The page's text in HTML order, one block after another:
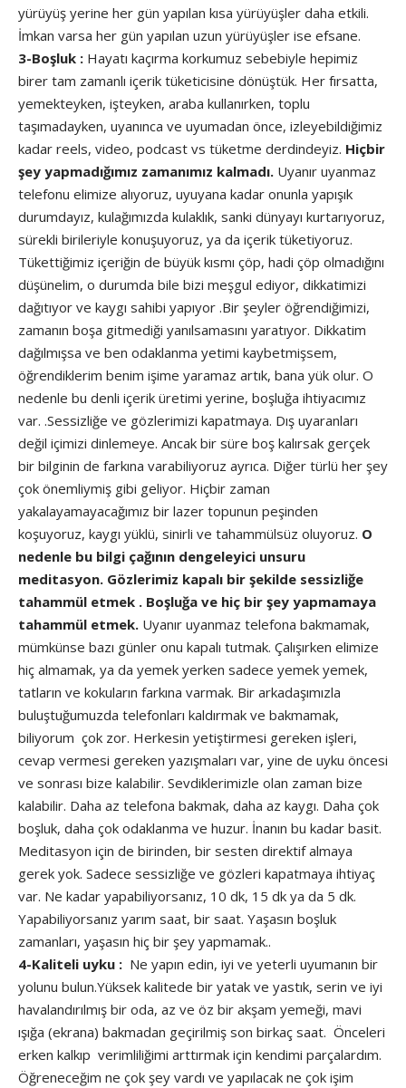
yürüyüş yerine her gün yapılan kısa yürüyüşler daha etkili.
İmkan varsa her gün yapılan uzun yürüyüşler ise efsane.
3-Boşluk : Hayatı kaçırma korkumuz sebebiyle hepimiz
birer tam zamanlı içerik tüketicisine dönüştük. Her fırsatta,
yemekteyken, işteyken, araba kullanırken, toplu
taşımadayken, uyanınca ve uyumadan önce, izleyebildiğimiz
kadar reels, video, podcast vs tüketme derdindeyiz. Hiçbir
şey yapmadığımız zamanımız kalmadı. Uyanır uyanmaz
telefonu elimize alıyoruz, uyuyana kadar onunla yapışık
durumdayız, kulağımızda kulaklık, sanki dünyayı kurtarıyoruz,
sürekli birileriyle konuşuyoruz, ya da içerik tüketiyoruz.
Tükettiğimiz içeriğin de büyük kısmı çöp, hadi çöp olmadığını
düşünelim, o durumda bile bizi meşgul ediyor, dikkatimizi
dağıtıyor ve kaygı sahibi yapıyor .Bir şeyler öğrendiğimizi,
zamanın boşa gitmediği yanılsamasını yaratıyor. Dikkatim
dağılmışsa ve ben odaklanma yetimi kaybetmişsem,
öğrendiklerim benim işime yaramaz artık, bana yük olur. O
nedenle bu denli içerik üretimi yerine, boşluğa ihtiyacımız
var. .Sessizliğe ve gözlerimizi kapatmaya. Dış uyaranları
değil içimizi dinlemeye. Ancak bir süre boş kalırsak gerçek
bir bilginin de farkına varabiliyoruz ayrıca. Diğer türlü her şey
çok önemliymiş gibi geliyor. Hiçbir zaman
yakalayamayacağımız bir lazer topunun peşinden
koşuyoruz, kaygı yüklü, sinirli ve tahammülsüz oluyoruz. O
nedenle bu bilgi çağının dengeleyici unsuru
meditasyon. Gözlerimiz kapalı bir şekilde sessizliğe
tahammül etmek . Boşluğa ve hiç bir şey yapmamaya
tahammül etmek. Uyanır uyanmaz telefona bakmamak,
mümkünse bazı günler onu kapalı tutmak. Çalışırken elimize
hiç almamak, ya da yemek yerken sadece yemek yemek,
tatların ve kokuların farkına varmak. Bir arkadaşımızla
buluştuğumuzda telefonları kaldırmak ve bakmamak,
biliyorum çok zor. Herkesin yetiştirmesi gereken işleri,
cevap vermesi gereken yazışmaları var, yine de uyku öncesi
ve sonrası bize kalabilir. Sevdiklerimizle olan zaman bize
kalabilir. Daha az telefona bakmak, daha az kaygı. Daha çok
boşluk, daha çok odaklanma ve huzur. İnanın bu kadar basit.
Meditasyon için de birinden, bir sesten direktif almaya
gerek yok. Sadece sessizliğe ve gözleri kapatmaya ihtiyaç
var. Ne kadar yapabiliyorsanız, 10 dk, 15 dk ya da 5 dk.
Yapabiliyorsanız yarım saat, bir saat. Yaşasın boşluk
zamanları, yaşasın hiç bir şey yapmamak..
4-Kaliteli uyku : Ne yapın edin, iyi ve yeterli uyumanın bir
yolunu bulun.Yüksek kalitede bir yatak ve yastık, serin ve iyi
havalandırılmış bir oda, az ve öz bir akşam yemeği, mavi
ışığa (ekrana) bakmadan geçirilmiş son birkaç saat. Önceleri
erken kalkıp verimliliğimi arttırmak için kendimi parçalardım.
Öğreneceğim ne çok şey vardı ve yapılacak ne çok işim